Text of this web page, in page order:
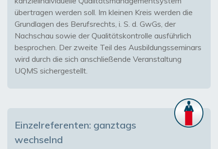
übertragen werden soll. Im kleinen Kreis werden die
Grundlagen des Berufsrechts, i. S. d. GwGs, der
Nachschau sowie der Qualitätskontrolle ausführlich
besprochen. Der zweite Teil des Ausbildungsseminars
wird durch die sich anschließende Veranstaltung
UQMS sichergestellt.
Einzelreferenten: ganztags
wechselnd